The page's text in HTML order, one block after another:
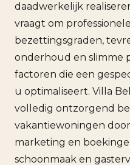
daadwerkelijk
vraagt om
bezettingsgraden,
onderhoud en slimme
factoren die een
u optimaliseert. Villa
volledig ontzorgend
vakantiewoningen
marketing en
schoonmaak en